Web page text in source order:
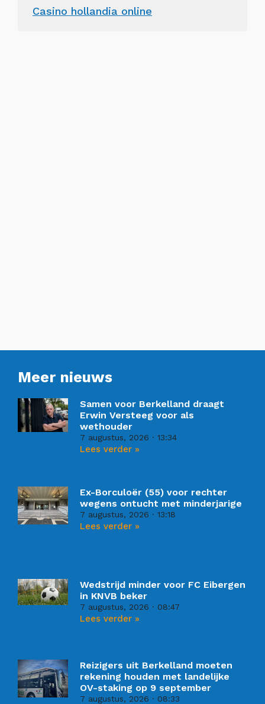
Casino hollandia online
Meer nieuws
Samen voor Berkelland draagt
Erwin Versteeg voor als
wethouder
7 augustus, 2026 13:34
Lees verder »
Ex-Borculoër (55) voor rechter
wegens ontucht met minderjarige
7 augustus, 2026 13:18
Lees verder »
Wedstrijd minder voor FC Eibergen
in KNVB beker
7 augustus, 2026 08:47
Lees verder »
Reizigers uit Berkelland moeten
rekening houden met landelijke
OV-staking op 9 september
7 augustus, 2026 08:33